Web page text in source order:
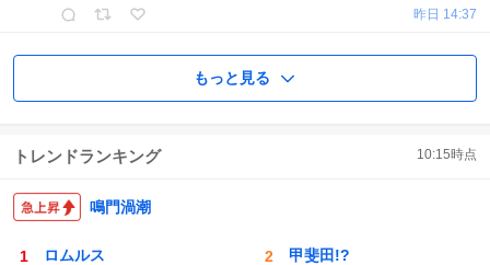
昨日 14:37
もっと見る
トレンドランキング 10:15時点
鳴門渦潮
ロムルス 甲斐田!?